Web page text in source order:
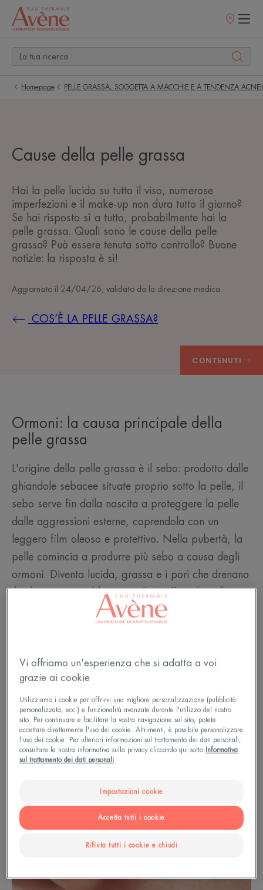
Punti
Homepage PELLE GRASSA, SOGGETTA A MACCHIE E A TENDENZA
Cause della pelle grassa
Hai la pelle lucida su tutto il viso, numerose
imperfezioni e il make-up non dura tutto il giorno?
Se hai risposto sì a tutto, probabilmente hai la
pelle grassa. Quali sono le cause della pelle
grassa? Può essere tenuta sotto controllo? Buone
notizie: la risposta è sì!
Aggiornato il 24/04/26 , validato da la direzione medica
COS’È LA PELLE GRASSA?
CONTENUTI
Ormoni: la causa principale della
pelle grassa
L'origine della pelle grassa è il sebo: prodotto dalle
ghiandole sebacee situate proprio sotto la pelle, il
sebo serve fin dalla nascita a proteggere la pelle
dalle aggressioni esterne, coprendola con un
leggero film oleoso e protettivo. Nella pubertà, la
pelle comincia a produrre più sebo a causa degli
ormoni. Diventa lucida, grassa e i pori che drenano
il sebo spesso si bloccano. Ciò soffoca la pelle.
Possono allora fare la loro comparsa imperfezioni,
colpisce sia le ragazze che i ragazzi e può durare
fino all'età adulta.
Vi offriamo un'esperienza che si adatta a voi
grazie ai cookie
Utilizziamo i cookie per offrirvi una migliore personalizzazione (pubblicità
personalizzata, ecc.) e funzionalità avanzate durante l'utilizzo del nostro
sito. Per continuare e facilitare la vostra navigazione sul sito, potete
accettare direttamente l'uso dei cookie. Altrimenti, è possibile personalizzare
l'uso dei cookie. Per ulteriori informazioni sul trattamento dei dati personali,
consultare la nostra informativa sulla privacy cliccando qui sotto: Informativa
sul trattamento dei dati personali
Impostazioni cookie
Rifiuta tutti i cookie e chiudi
Accetta tutti i cookie